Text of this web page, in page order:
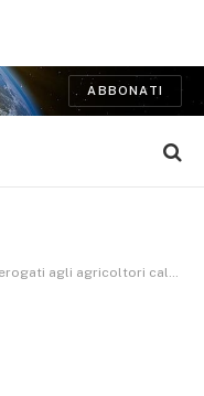
ABBONATI
agli agricoltori calabresi